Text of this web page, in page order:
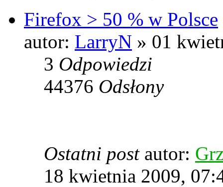
Firefox > 50 % w Polsce
autor: LarryN » 01
3 Odpowiedzi
44376 Odsłony
Ostatni post autor:
18 kwietnia 2009,